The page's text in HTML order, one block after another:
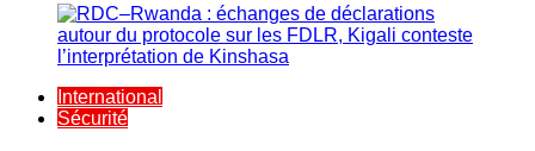
International
Sécurité